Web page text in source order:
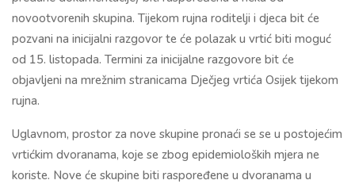
novootvorenih skupina. Tijekom rujna roditelji i djeca bit će
pozvani na inicijalni razgovor te će polazak u vrtić biti moguć
od 15. listopada. Termini za inicijalne razgovore bit će
objavljeni na mrežnim stranicama Dječjeg vrtića Osijek tijekom
rujna.
Uglavnom, prostor za nove skupine pronaći se se u postojećim
vrtićkim dvoranama, koje se zbog epidemioloških mjera ne
koriste. Nove će skupine biti raspoređene u dvoranama u